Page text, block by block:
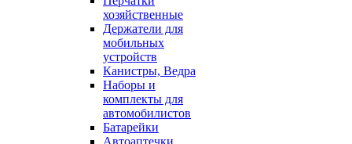
хозяйственные
Держатели для
мобильных
устройств
Канистры, Ведра
Наборы и
комплекты для
автомобилистов
Батарейки
Автоаптечки